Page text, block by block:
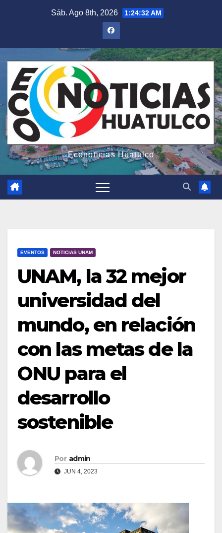
Sáb. Ago 8th, 2026 1:24:34 AM
Econoticias Huatulco
EVENTOS NOTICIAS UNAM
UNAM, la 32 mejor
universidad del
mundo, en relación
con las metas de la
ONU para el
desarrollo
sostenible
Por admin
JUN 4, 2023